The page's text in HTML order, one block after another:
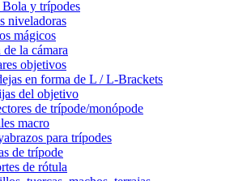
y trípodes
niveladoras
mágicos
de la cámara
objetivos
en forma de L / L-Brackets
del objetivo
de trípode/monópode
macro
para trípodes
de trípode
de rótula